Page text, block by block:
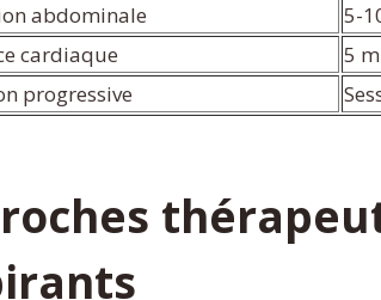
abdominale
5-
cardiaque
5
progressive